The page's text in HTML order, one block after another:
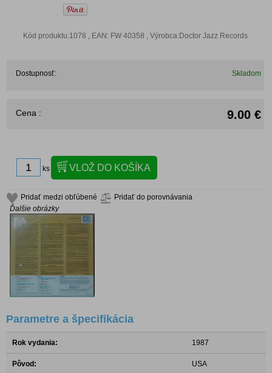
Kód produktu:1078 , EAN: FW 40358 , Výrobca:Doctor Jazz Records
Dostupnosť: Skladom
Cena : 9.00 €
ks
Pridať medzi obľúbené
Pridať do porovnávania
Ďalšie obrázky
Parametre a špecifikácia
Rok vydania: 1987
Pôvod: USA